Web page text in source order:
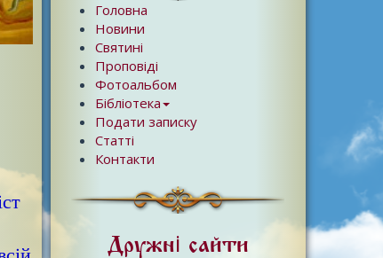
Головна
Новини
Святині
Проповіді
Фотоальбом
Бібліотека
Подати записку
Статті
Контакти
Дружні сайти